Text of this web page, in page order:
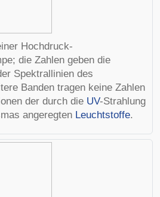
Hochdruck-
die Zahlen geben die
Spektrallinien des
Banden tragen keine Zahlen
der durch die UV-Strahlung
angeregten Leuchtstoffe.